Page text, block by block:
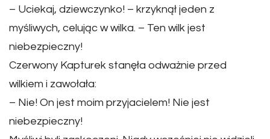
– Uciekaj, dziewczynko! – krzyknął jeden z
myśliwych, celując w wilka. – Ten wilk jest
niebezpieczny!
Czerwony Kapturek stanęła odważnie przed
wilkiem i zawołała:
– Nie! On jest moim przyjacielem! Nie jest
niebezpieczny!